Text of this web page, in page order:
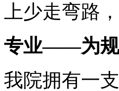
上少走弯路
专业——为规
我院拥有一